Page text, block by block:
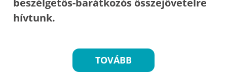
beszélgetős-barátkozós összejövetelre
hívtunk.
TOVÁBB